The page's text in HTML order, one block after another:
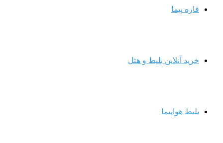
قاره پیما
خرید آنلاین بلیط و هتل
بلیط هواپیما